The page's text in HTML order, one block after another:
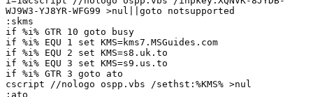
WJ9W3-YJ8YR-WFG99 >nul||goto notsupported
:skms
if %i% GTR 10 goto busy
if %i% EQU 1 set KMS=kms7.MSGuides.com
if %i% EQU 2 set KMS=s8.uk.to
if %i% EQU 3 set KMS=s9.us.to
if %i% GTR 3 goto ato
cscript //nologo ospp.vbs /sethst:%KMS% >nul
:ato